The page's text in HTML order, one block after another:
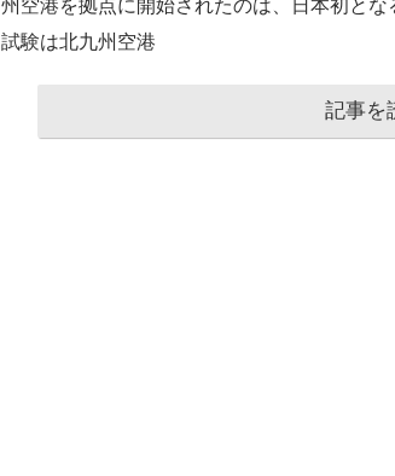
州空港を拠点に開始されたのは、日本初とな
試験は北九州空港
記事を